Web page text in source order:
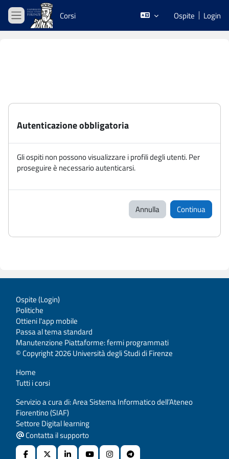
Vai al contenuto principale
Pannello laterale
Corsi Ospite Login
Autenticazione obbligatoria
Gli ospiti non possono visualizzare i profili degli utenti. Per
proseguire è necessario autenticarsi.
Annulla Continua
Ospite (Login)
Politiche
Ottieni l'app mobile
Passa al tema standard
Manutenzione Piattaforme: fermi programmati
© Copyright 2026 Università degli Studi di Firenze
Home
Tutti i corsi
Servizio a cura di: Area Sistema Informatico dell’Ateneo
Fiorentino (SIAF)
Settore Digital learning
Contatta il supporto